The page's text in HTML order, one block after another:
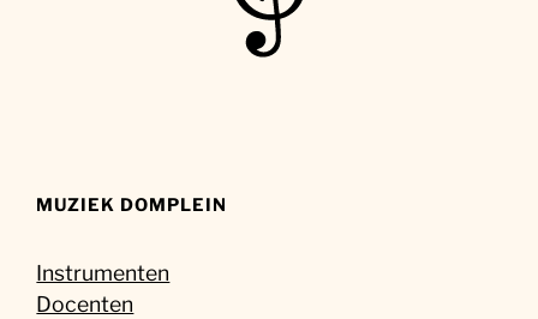
MUZIEK DOMPLEIN
Instrumenten
Docenten